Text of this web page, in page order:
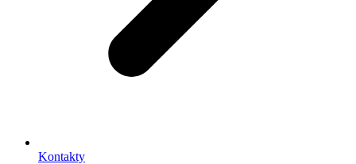
Kontakty